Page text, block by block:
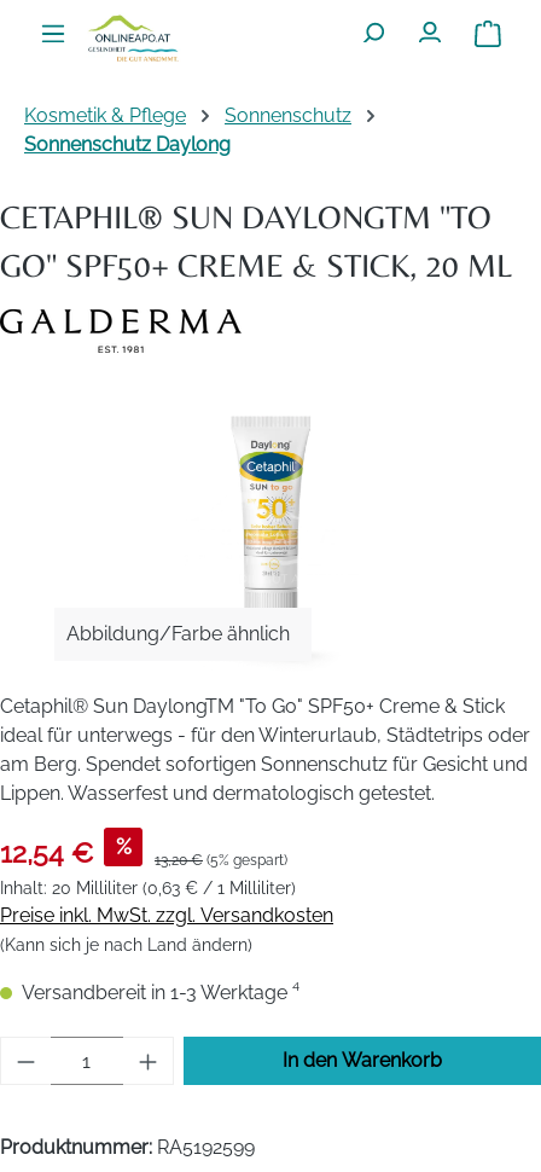
Zum Hauptinhalt springen
Kosmetik & Pflege
Sonnenschutz
Sonnenschutz Daylong
CETAPHIL® SUN DAYLONGTM "TO
GO" SPF50+ CREME & STICK, 20 ML
Bildergalerie überspringen
Abbildung/Farbe ähnlich
Cetaphil® Sun DaylongTM "To Go" SPF50+ Creme & Stick
ideal für unterwegs - für den Winterurlaub, Städtetrips oder
am Berg. Spendet sofortigen Sonnenschutz für Gesicht und
Lippen. Wasserfest und dermatologisch getestet.
12,54 € %
13,20 € (5% gespart)
Inhalt: 20 Milliliter (0,63 € / 1 Milliliter)
Preise inkl. MwSt. zzgl. Versandkosten
(Kann sich je nach Land ändern)
Versandbereit in 1-3 Werktage ⁴
Produkt Anzahl: Gib den gewünschten
In den Warenkorb
Produktnummer: RA5192599